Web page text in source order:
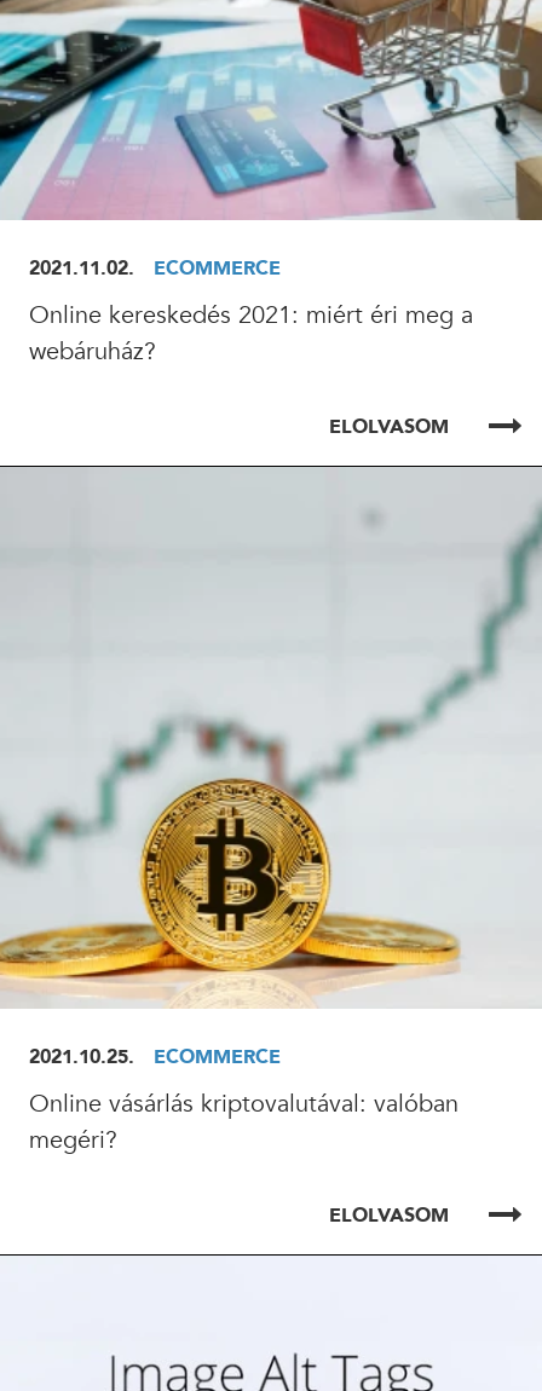
2021.11.02. ECOMMERCE
Online kereskedés 2021: miért éri meg a
webáruház?
ELOLVASOM
2021.10.25. ECOMMERCE
Online vásárlás kriptovalutával: valóban
megéri?
ELOLVASOM